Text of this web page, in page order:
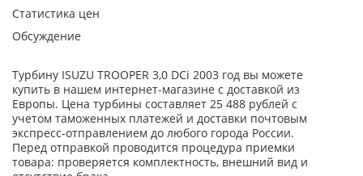
Статистика цен
Обсуждение
Турбину ISUZU TROOPER 3,0 DCi 2003 год вы можете
купить в нашем интернет-магазине с доставкой из
Европы. Цена турбины составляет 25 488 рублей с
учетом таможенных платежей и доставки почтовым
экспресс-отправлением до любого города России.
Перед отправкой проводится процедура приемки
товара: проверяется комплектность, внешний вид и